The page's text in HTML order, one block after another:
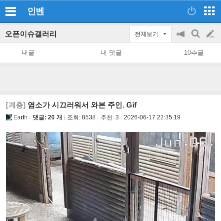
인벤
오픈이슈갤러리 전체보기
공
지
on/off
검
색
글
쓰
내글 내 댓글 10추글
[계층] 염소가 시끄러워서 와본 주인. Gif
Earth 댓글: 20 개 조회: 8538 추천: 3 2026-06-17 22:35:19